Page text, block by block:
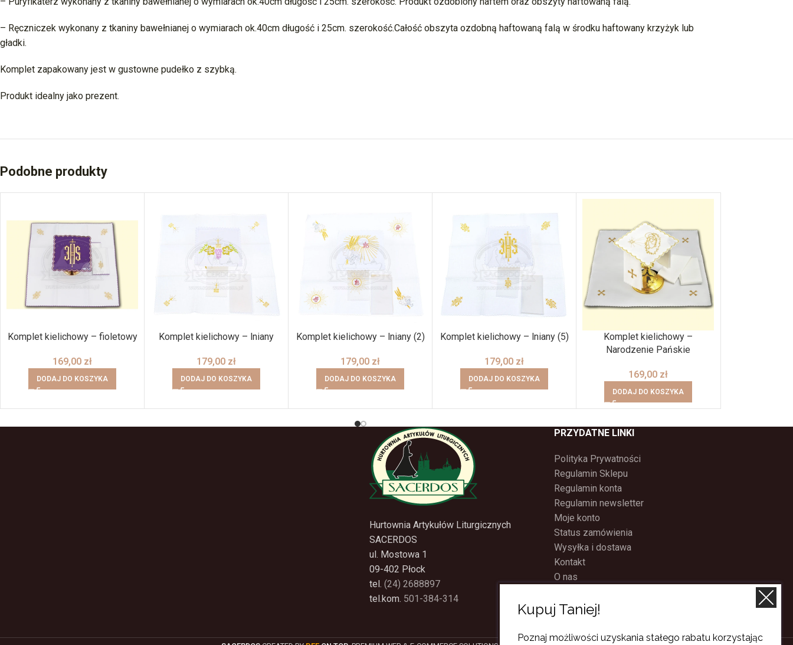
– Ręczniczek wykonany z tkaniny bawełnianej o wymiarach ok.40cm długość i 25cm. szerokość.Całość obszyta ozdobną haftowaną falą w środku haftowany krzyżyk lub
gładki.
Komplet zapakowany jest w gustowne pudełko z szybką.
Produkt idealny jako prezent.
Podobne produkty
Komplet kielichowy – fioletowy
169,00 zł
DODAJ DO KOSZYKA
Komplet kielichowy – lniany
179,00 zł
DODAJ DO KOSZYKA
Komplet kielichowy – lniany (2)
179,00 zł
DODAJ DO KOSZYKA
Komplet kielichowy – lniany (5)
179,00 zł
DODAJ DO KOSZYKA
Komplet kielichowy –
Narodzenie Pańskie
169,00 zł
DODAJ DO KOSZYKA
Hurtownia Artykułów Liturgicznych
SACERDOS
ul. Mostowa 1
09-402 Płock
tel. (24) 2688897
tel.kom. 501-384-314
PRZYDATNE LINKI
Polityka Prywatności
Regulamin Sklepu
Regulamin konta
Regulamin newsletter
Moje konto
Status zamówienia
Wysyłka i dostawa
Kontakt
O nas
Kupuj Taniej!
Poznaj możliwości uzyskania stałego rabatu korzystając